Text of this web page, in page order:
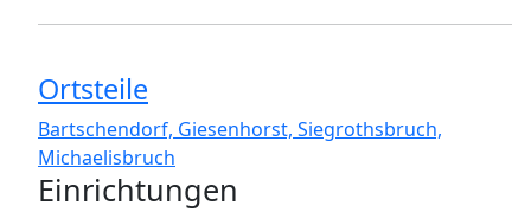
Ortsteile
Bartschendorf, Giesenhorst, Siegrothsbruch,
Michaelisbruch
Einrichtungen